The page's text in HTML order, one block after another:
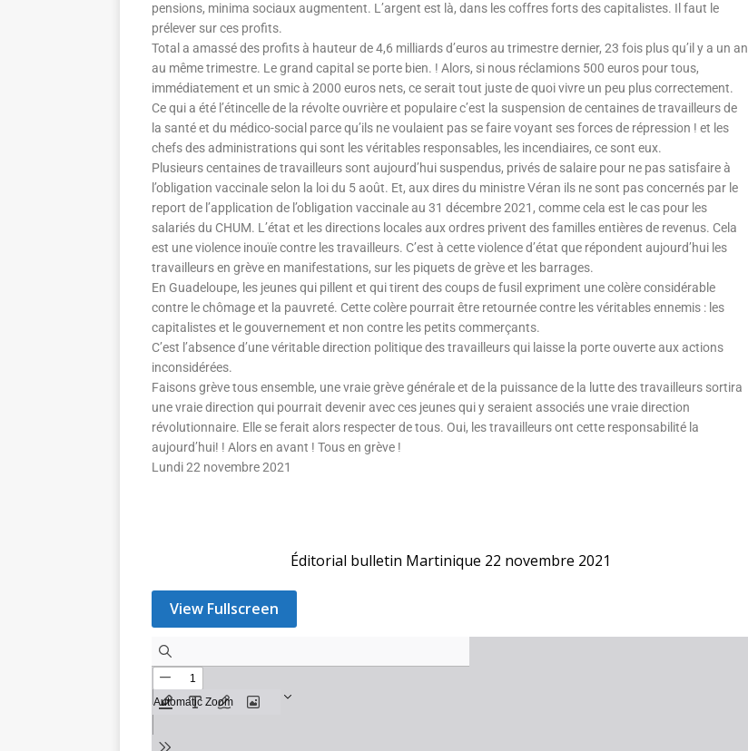
pensions, minima sociaux augmentent. L’argent est là, dans les coffres forts des capitalistes. Il faut le
prélever sur ces profits.
Total a amassé des profits à hauteur de 4,6 milliards d’euros au trimestre dernier, 23 fois plus qu’il y a un an
au même trimestre. Le grand capital se porte bien. ! Alors, si nous réclamions 500 euros pour tous,
immédiatement et un smic à 2000 euros nets, ce serait tout juste de quoi vivre un peu plus correctement.
Ce qui a été l’étincelle de la révolte ouvrière et populaire c’est la suspension de centaines de travailleurs de
la santé et du médico-social parce qu’ils ne voulaient pas se faire voyant ses forces de répression ! et les
chefs des administrations qui sont les véritables responsables, les incendiaires, ce sont eux.
Plusieurs centaines de travailleurs sont aujourd’hui suspendus, privés de salaire pour ne pas satisfaire à
l’obligation vaccinale selon la loi du 5 août. Et, aux dires du ministre Véran ils ne sont pas concernés par le
report de l’application de l’obligation vaccinale au 31 décembre 2021, comme cela est le cas pour les
salariés du CHUM. L’état et les directions locales aux ordres privent des familles entières de revenus. Cela
est une violence inouïe contre les travailleurs. C’est à cette violence d’état que répondent aujourd’hui les
travailleurs en grève en manifestations, sur les piquets de grève et les barrages.
En Guadeloupe, les jeunes qui pillent et qui tirent des coups de fusil expriment une colère considérable
contre le chômage et la pauvreté. Cette colère pourrait être retournée contre les véritables ennemis : les
capitalistes et le gouvernement et non contre les petits commerçants.
C’est l’absence d’une véritable direction politique des travailleurs qui laisse la porte ouverte aux actions
inconsidérées.
Faisons grève tous ensemble, une vraie grève générale et de la puissance de la lutte des travailleurs sortira
une vraie direction qui pourrait devenir avec ces jeunes qui y seraient associés une vraie direction
révolutionnaire. Elle se ferait alors respecter de tous. Oui, les travailleurs ont cette responsabilité la
aujourd’hui! ! Alors en avant ! Tous en grève !
Lundi 22 novembre 2021
Éditorial bulletin Martinique 22 novembre 2021
View Fullscreen